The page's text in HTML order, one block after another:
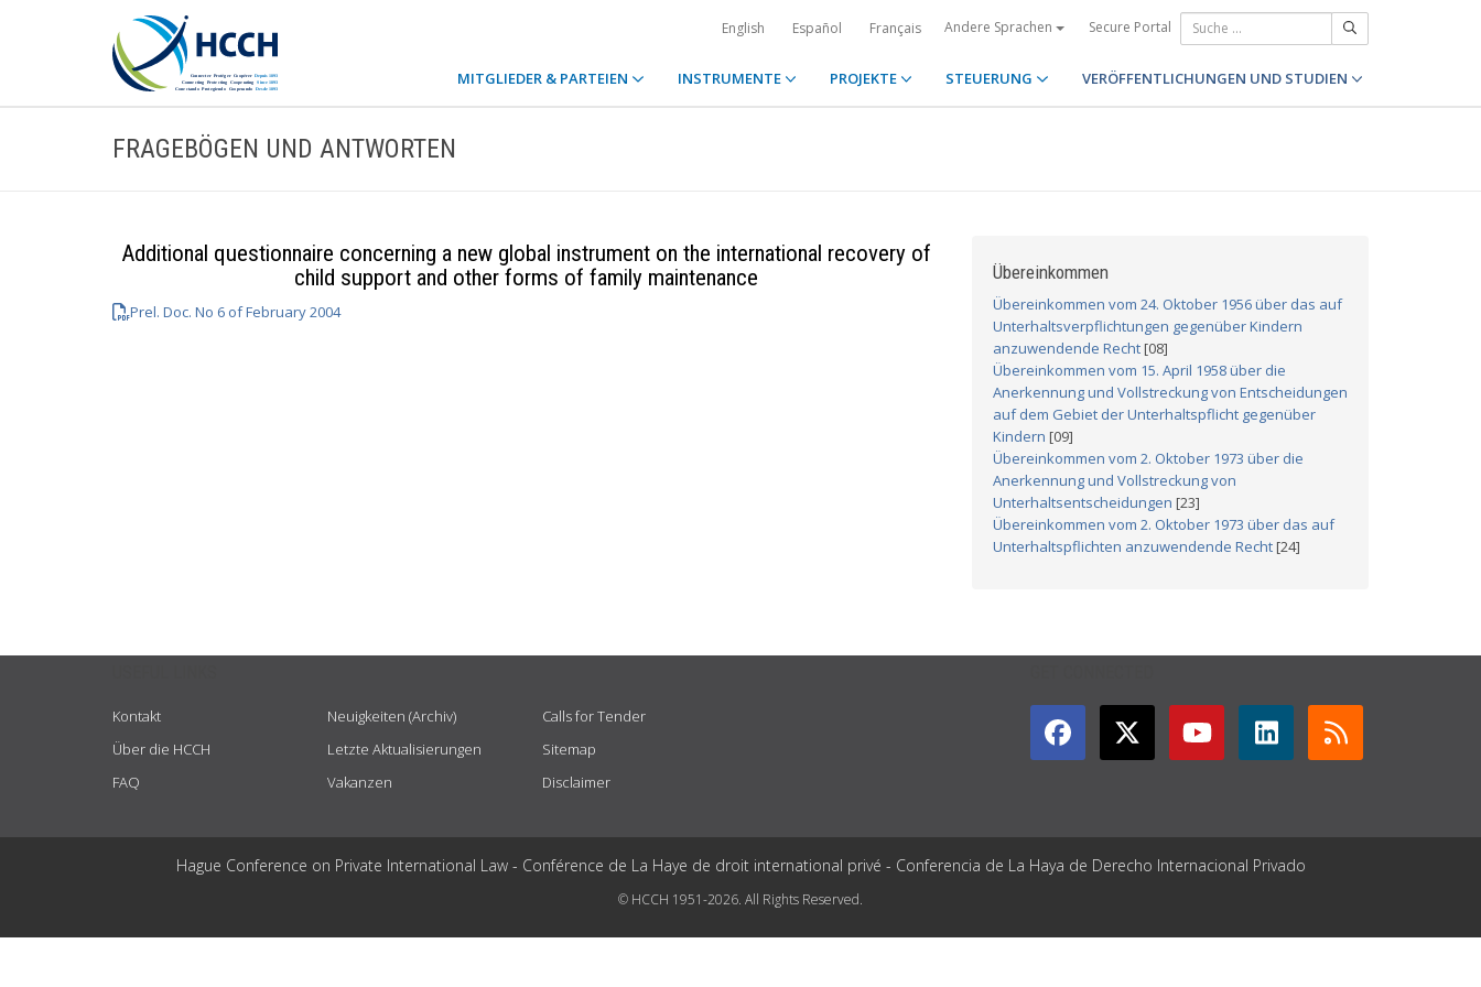
English Español Français Andere Sprachen Secure Portal
MITGLIEDER & PARTEIEN INSTRUMENTE PROJEKTE STEUERUNG VERÖFFENTLICHUNGEN UND STUDIEN
FRAGEBÖGEN UND ANTWORTEN
Additional questionnaire concerning a new global instrument on the international recovery of
child support and other forms of family maintenance
Prel. Doc. No 6 of February 2004
Übereinkommen
Übereinkommen vom 24. Oktober 1956 über das auf
Unterhaltsverpflichtungen gegenüber Kindern
anzuwendende Recht[08]
Übereinkommen vom 15. April 1958 über die
Anerkennung und Vollstreckung von Entscheidungen
auf dem Gebiet der Unterhaltspflicht gegenüber
Kindern [09]
Übereinkommen vom 2. Oktober 1973 über die
Anerkennung und Vollstreckung von
Unterhaltsentscheidungen [23]
Übereinkommen vom 2. Oktober 1973 über das auf
Unterhaltspflichten anzuwendende Recht[24]
Kontakt
Über die HCCH
FAQ
Neuigkeiten (Archiv)
Letzte Aktualisierungen
Vakanzen
Calls for Tender
Sitemap
Disclaimer
Hague Conference on Private International Law - Conférence de La Haye de droit international privé - Conferencia de La Haya de Derecho Internacional Privado
© HCCH 1951-2026. All Rights Reserved.